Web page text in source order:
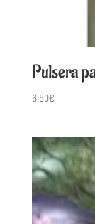
Pulsera
6,50€